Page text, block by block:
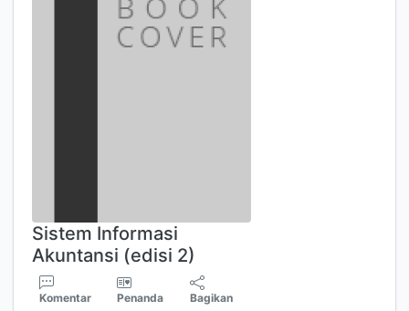
Sistem Informasi
Akuntansi (edisi 2)
Komentar Penanda Bagikan